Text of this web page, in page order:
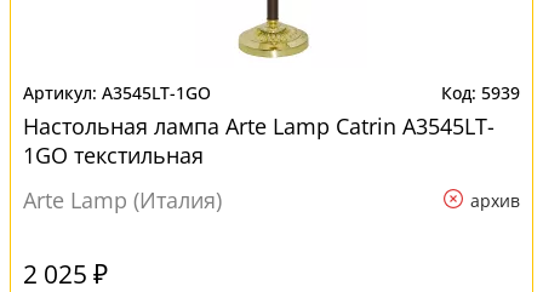
A3545LT-1GO 5939
Настольная лампа Arte Lamp Catrin A3545LT-
1GO текстильная
Arte Lamp (Италия)
архив
2 025 ₽